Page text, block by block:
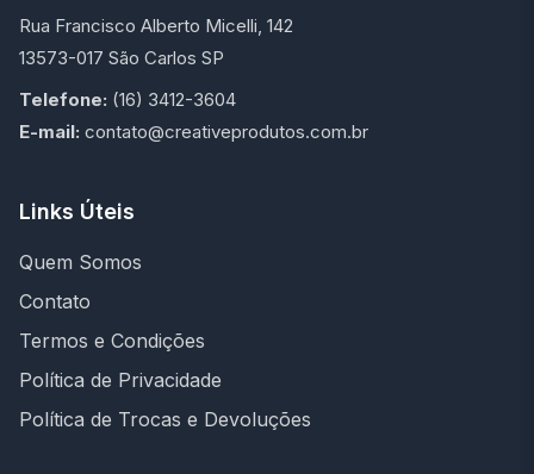
Rua Francisco Alberto Micelli, 142
13573-017 São Carlos SP
Telefone: (16) 3412-3604
E-mail: contato@creativeprodutos.com.br
Links Úteis
Quem Somos
Contato
Termos e Condições
Política de Privacidade
Política de Trocas e Devoluções